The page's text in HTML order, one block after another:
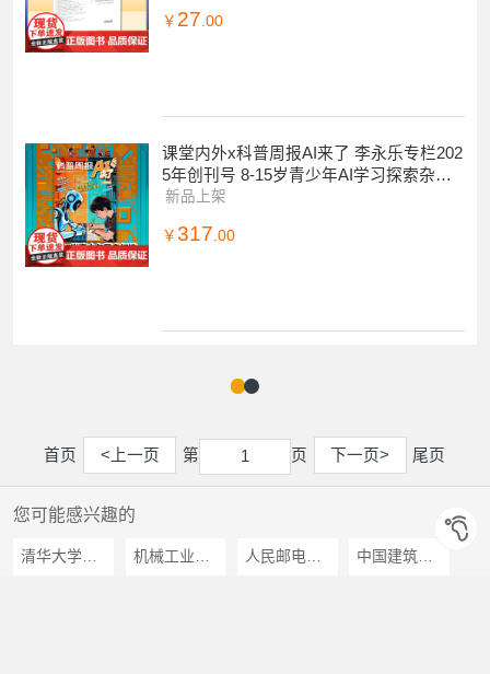
￥ 27.00
课堂内外x科普周报AI来了 李永乐专栏202
5年创刊号 8-15岁青少年AI学习探索杂志
科学创造力培养人工智能思维逻辑专
新品上架
￥ 317 .00
首页 <上一页 第
1
1
页 下一页> 尾页
您可能感兴趣的